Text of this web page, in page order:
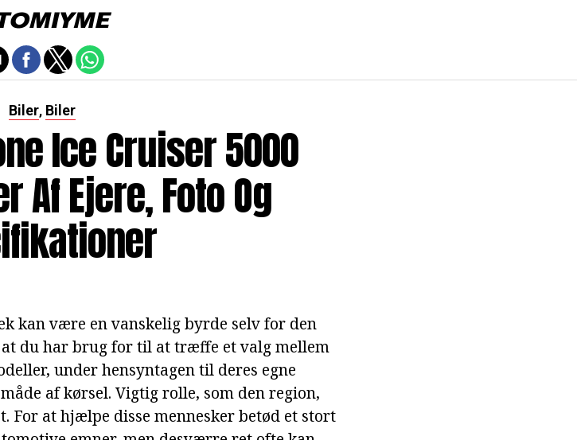
Biler, Biler
Ice Cruiser 5000
Af Ejere, Foto Og
kan være en vanskelig byrde selv for den
du har brug for til at træffe et valg mellem
under hensyntagen til deres egne
af kørsel. Vigtig rolle, som den region,
at hjælpe disse mennesker betød et stort